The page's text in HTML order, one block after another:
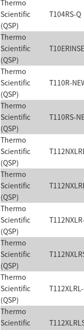
Thermo
Scientific
(QSP)
T104RS-Q
Thermo
Scientific
(QSP)
Thermo
Scientific
(QSP)
T110R-
Thermo
Scientific
(QSP)
T110RS-
Thermo
Scientific
(QSP)
Thermo
Scientific
(QSP)
Thermo
Scientific
(QSP)
Thermo
Scientific
(QSP)
Thermo
Scientific
(QSP)
Thermo
Scientific